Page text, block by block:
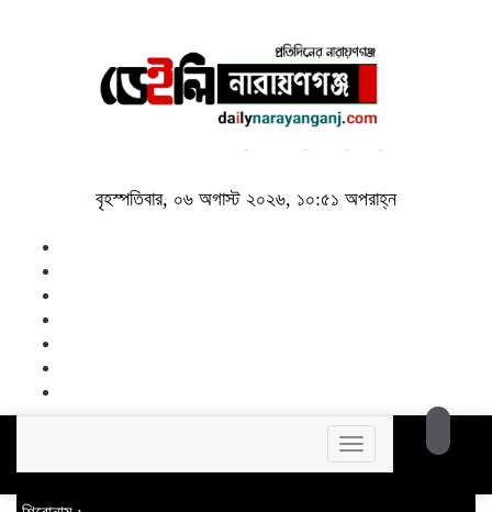
বৃহস্পতিবার, ০৬ অগাস্ট ২০২৬, ১০:৫১ অপরাহ্ন
Toggle
navigation